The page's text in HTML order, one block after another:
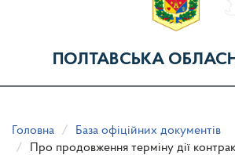
ПОЛТАВСЬКА
Головна
База офіційних документів
Про продовження терміну дії